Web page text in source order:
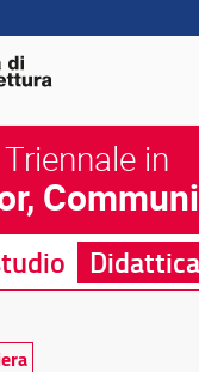
in
Didattica